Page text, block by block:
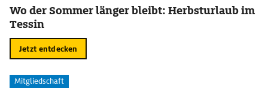
Wo der Sommer länger bleibt: Herbsturlaub im
Tessin
Jetzt entdecken
Mitgliedschaft